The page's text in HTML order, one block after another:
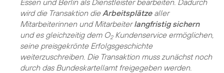
wird die Transaktion dieArbeitsplätzealler
Mitarbeiterinnen und Mitarbeiterlangfristig sichern
und es gleichzeitig dem O2Kundenservice ermöglichen,
seine preisgekrönte Erfolgsgeschichte
weiterzuschreiben. Die Transaktion muss zunächst noch
durch das Bundeskartellamt freigegeben werden.